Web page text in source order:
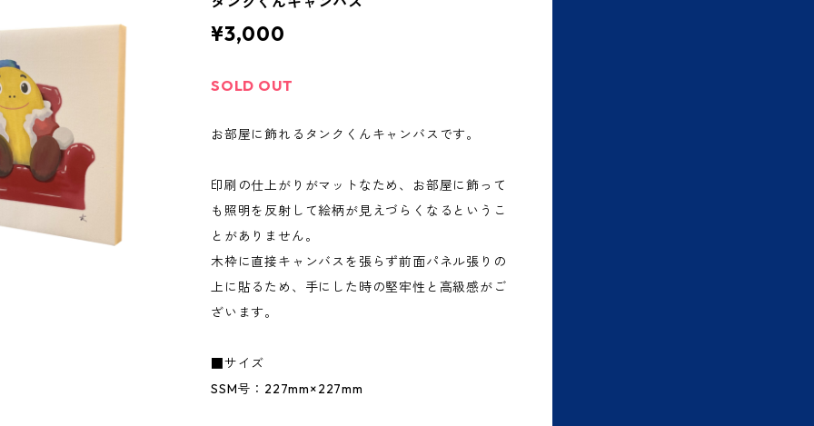
¥3,000
SOLD OUT
お部屋に飾れるタンクくんキャンバスです。
印刷の仕上がりがマットなため、お部屋に飾って
も照明を反射して絵柄が見えづらくなるというこ
とがありません。
木枠に直接キャンバスを張らず前面パネル張りの
上に貼るため、手にした時の堅牢性と高級感がご
ざいます。
■サイズ
SSM号：227mm×227mm